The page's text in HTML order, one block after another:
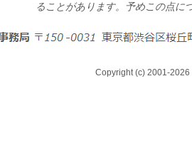
ることがあります。予めこの点に
Copyright (c) 2001-